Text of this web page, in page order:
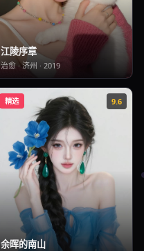
江陵序章
治愈 ·济州 · 2019
精选 9.6
余晖的南山